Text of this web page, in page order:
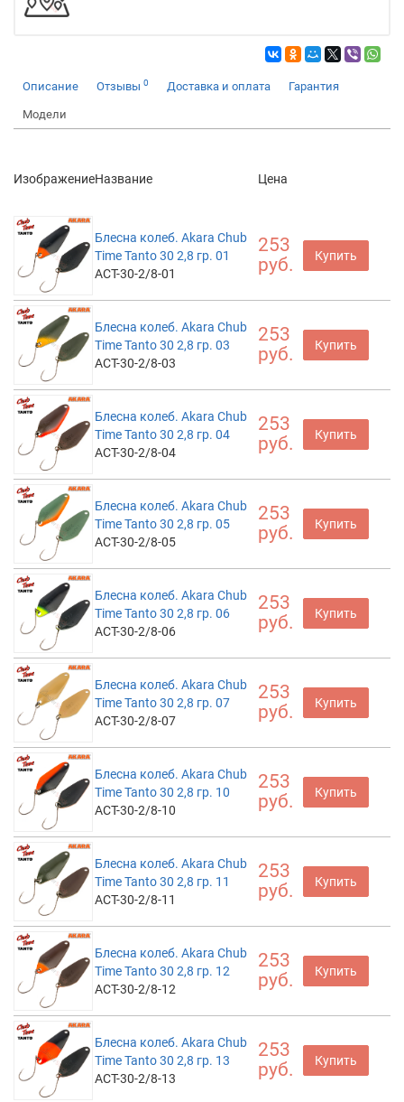
Описание Отзывы 0 Доставка и оплата Гарантия
Модели
ИзображениеНазвание Цена
Блесна колеб. Akara Chub
Time Tanto 30 2,8 гр. 01
ACT-30-2/8-01
253
руб.
Купить
Блесна колеб. Akara Chub
Time Tanto 30 2,8 гр. 03
ACT-30-2/8-03
253
руб.
Купить
Блесна колеб. Akara Chub
Time Tanto 30 2,8 гр. 04
ACT-30-2/8-04
253
руб.
Купить
Блесна колеб. Akara Chub
Time Tanto 30 2,8 гр. 05
ACT-30-2/8-05
253
руб.
Купить
Блесна колеб. Akara Chub
Time Tanto 30 2,8 гр. 06
ACT-30-2/8-06
253
руб.
Купить
Блесна колеб. Akara Chub
Time Tanto 30 2,8 гр. 07
ACT-30-2/8-07
253
руб.
Купить
Блесна колеб. Akara Chub
Time Tanto 30 2,8 гр. 10
ACT-30-2/8-10
253
руб.
Купить
Блесна колеб. Akara Chub
Time Tanto 30 2,8 гр. 11
ACT-30-2/8-11
253
руб.
Купить
Блесна колеб. Akara Chub
Time Tanto 30 2,8 гр. 12
ACT-30-2/8-12
253
руб.
Купить
Блесна колеб. Akara Chub
Time Tanto 30 2,8 гр. 13
ACT-30-2/8-13
253
руб.
Купить